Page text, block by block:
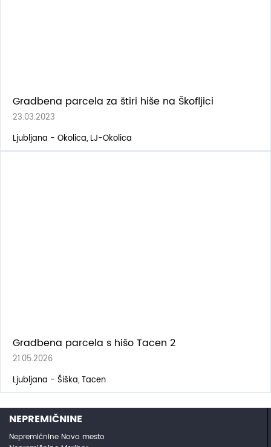
Gradbena parcela za štiri hiše na Škofljici
23.03.2023
Ljubljana - Okolica, LJ-Okolica
Gradbena parcela s hišo Tacen 2
21.05.2026
Ljubljana - Šiška, Tacen
NEPREMIČNINE
Nepremičnine Novo mesto